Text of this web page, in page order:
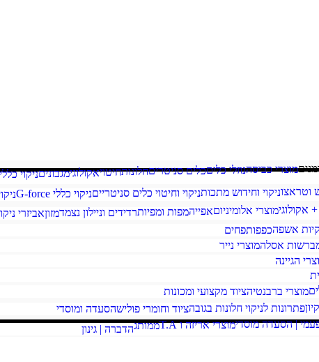
מוצרי כביסהנוזלי כליםכלים סניטריםחלונותחיטויאקולוגימגבוניםניקוי כללי
וטראצוניקוי וחידוש מתכותניקוי וחיטוי כלים סניטרייםניקוי כללי G-force
אקולוגימוצרי אלומיניוםאפייהמפות ומפיותרדידים וניילון נצמדמזוןאביזרי
אשפהכפפותפחים
אסלהמוצרי נייר
הגיינה
מוצרי ברבנטיהציוד מקצועי ומכונות
פתרונות לניקוי חלונות בגובהציוד וחומרי פולישהסעדה ומוסדי
| הסעדה מוסדימוצרי אריזה ו T.A ממותגהדברה | גינון